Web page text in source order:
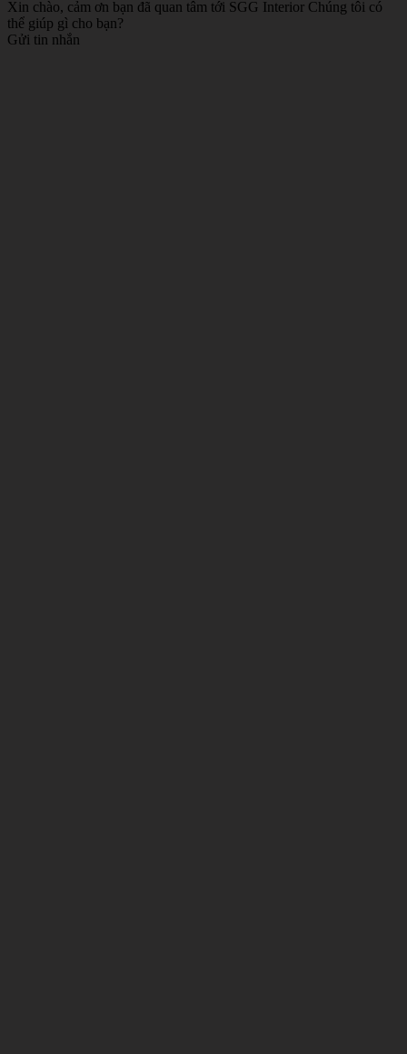
Xin chào, cảm ơn bạn đã quan tâm tới SGG Interior Chúng tôi có
thể giúp gì cho bạn?
Gửi tin nhắn